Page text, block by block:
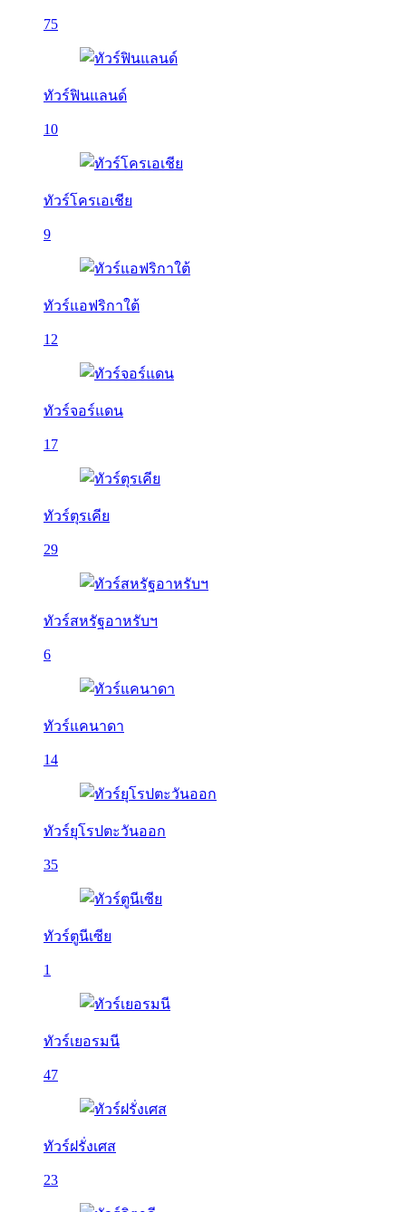
75
ทัวร์ฟินแลนด์
10
ทัวร์โครเอเชีย
9
ทัวร์แอฟริกาใต้
12
ทัวร์จอร์แดน
17
ทัวร์ตุรเคีย
29
ทัวร์สหรัฐอาหรับฯ
6
ทัวร์แคนาดา
14
ทัวร์ยุโรปตะวันออก
35
ทัวร์ตูนีเซีย
1
ทัวร์เยอรมนี
47
ทัวร์ฝรั่งเศส
23